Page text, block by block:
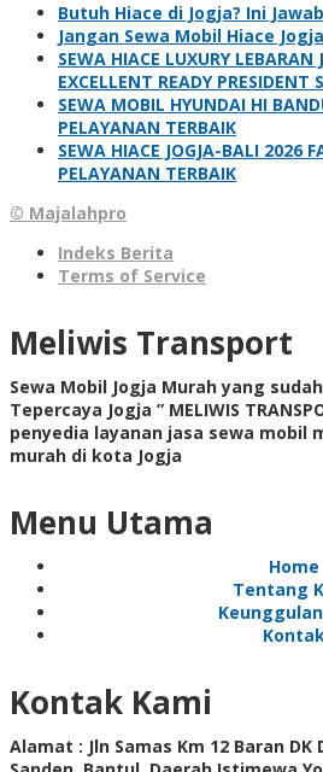
Butuh Hiace di Jogja? Ini
Jangan Sewa Mobil Hiace
SEWA HIACE LUXURY LEBARAN
EXCELLENT READY PRESIDENT
SEWA MOBIL HYUNDAI HI
PELAYANAN TERBAIK
SEWA HIACE JOGJA-BALI 2026
PELAYANAN TERBAIK
© Majalahpro
Indeks Berita
Terms of Service
Meliwis Transport
Sewa Mobil Jogja Murah yang
Tepercaya Jogja ” MELIWIS
penyedia layanan jasa sewa mobil
murah di kota Jogja
Menu Utama
Home
Tentang
Kontak Kami
Alamat : Jln Samas Km 12 Baran DK